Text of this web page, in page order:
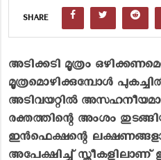
SHARE
അടിക്കടി മൂത്രം
മൂത്രമൊഴിക്കുമ്പോൾ
അടിവയറ്റിൽ
രക്തത്തിന്റെ അംശം
ഇൻഫെക്ഷന്റെ